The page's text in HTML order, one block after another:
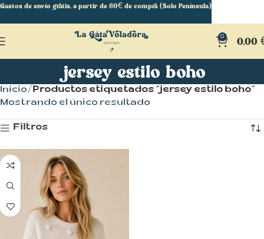
0 0,00
jersey estilo boho
Inicio
Productos etiquetados “jersey estilo boho”
Mostrando el único resultado
Filtros
Gastos de envío gratis, a partir de 60€ de compra (Solo Península)